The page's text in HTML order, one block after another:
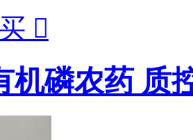

机磷农药 质